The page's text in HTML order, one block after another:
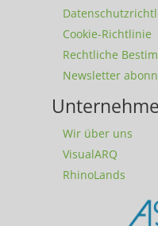
Cookie-Richtlinie
Rechtliche
Newsletter
Wir über uns
VisualARQ
RhinoLands